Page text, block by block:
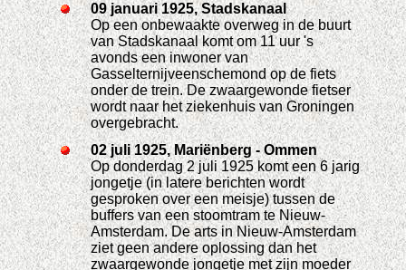
09 januari 1925, Stadskanaal
Op een onbewaakte overweg in de buurt
van Stadskanaal komt om 11 uur 's
avonds een inwoner van
Gasselternijveenschemond op de fiets
onder de trein. De zwaargewonde fietser
wordt naar het ziekenhuis van Groningen
overgebracht.
02 juli 1925, Mariënberg - Ommen
Op donderdag 2 juli 1925 komt een 6 jarig
jongetje (in latere berichten wordt
gesproken over een meisje) tussen de
buffers van een stoomtram te Nieuw-
Amsterdam. De arts in Nieuw-Amsterdam
ziet geen andere oplossing dan het
zwaargewonde jongetje met zijn moeder